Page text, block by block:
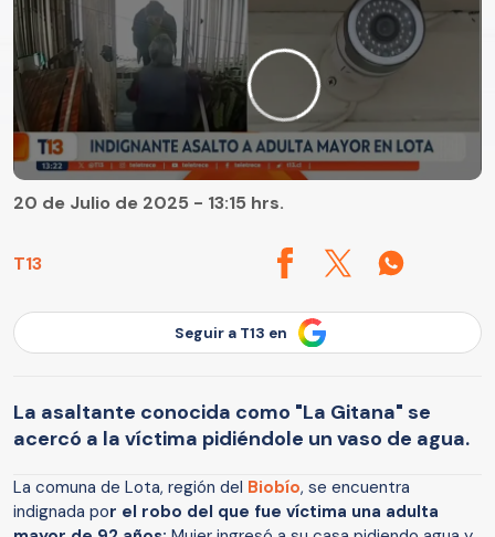
T13
20 de Julio de 2025 - 13:15 hrs.
Seguir a T13 en
La asaltante conocida como "La Gitana" se
acercó a la víctima pidiéndole un vaso de agua.
La comuna de Lota, región del Biobío, se encuentra
indignada por el robo del que fue víctima una adulta